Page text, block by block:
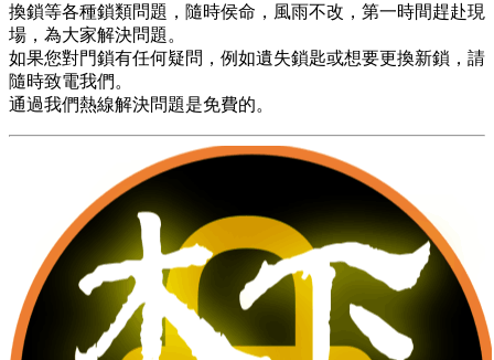
換鎖等各種鎖類問題，隨時侯命，風雨不改，第一時間趕赴現
場，為大家解決問題。
如果您對門鎖有任何疑問，例如遺失鎖匙或想要更換新鎖，請
隨時致電我們。
通過我們熱線解決問題是免費的。